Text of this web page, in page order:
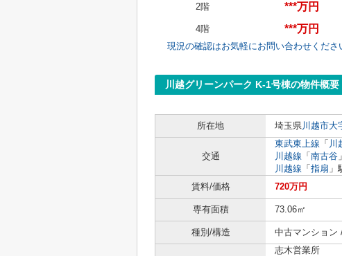
2階
***万円
4階 ***万円
現況の確認はお気軽にお問い合わせくださ
川越グリーンパーク K-1号棟の物件概要
所在地
埼玉県川越市大
交通
東武東上線 「 川
川越線 「 南古谷
川越線 「 指扇 」
賃料/価格
720万円
専有面積 73.06㎡
種別/構造 中古マンション
志木営業所